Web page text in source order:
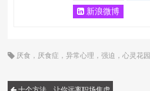
新浪微博
厌食 ， 厌食症 ，异常心理 ，强迫 ，心灵花园